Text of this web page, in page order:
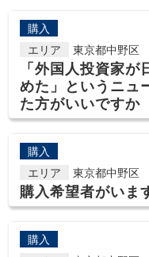
購入
エリア
東京都中野区
「外国人投資家
めた」というニュ
た方がいいですか
購入
エリア
東京都中野区
購入希望者がいま
購入